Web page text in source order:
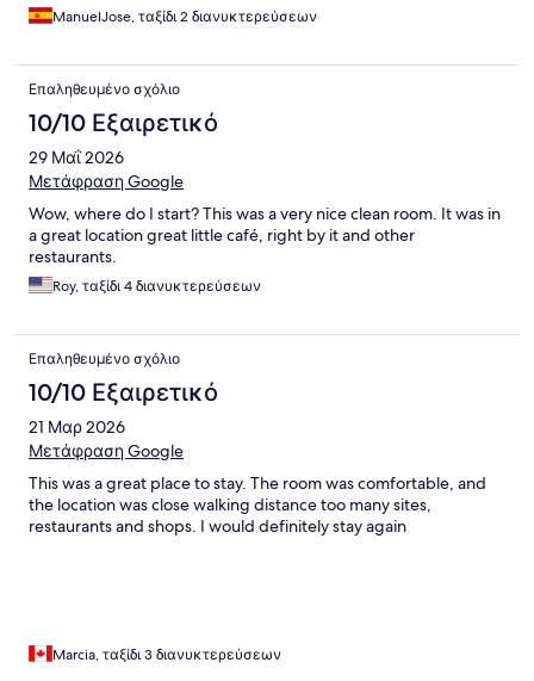
ManuelJose, ταξίδι 2 διανυκτερεύσεων
Επαληθευμένο σχόλιο
10/10 Εξαιρετικό
29 Μαΐ 2026
Μετάφραση Google
Wow, where do I start? This was a very nice clean room. It was in
a great location great little café, right by it and other
restaurants.
Roy, ταξίδι 4 διανυκτερεύσεων
Επαληθευμένο σχόλιο
10/10 Εξαιρετικό
21 Μαρ 2026
Μετάφραση Google
This was a great place to stay. The room was comfortable, and
the location was close walking distance too many sites,
restaurants and shops. I would definitely stay again
Marcia, ταξίδι 3 διανυκτερεύσεων